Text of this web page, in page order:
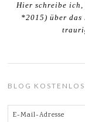
Hier schreibe ich,
*2015) über das
BLOG
E-